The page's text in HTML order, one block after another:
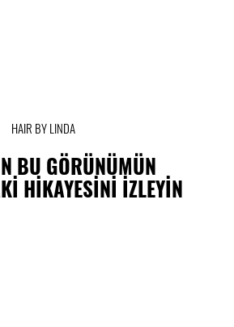
HAIR BY LINDA
BU GÖRÜNÜMÜN
HİKAYESİNİ İZLEYİN